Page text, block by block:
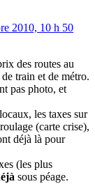
2010, 10 h 50
des routes au
train et de métro.
pas photo, et
les taxes sur
(carte crise),
déjà là pour
(les plus
sous péage.